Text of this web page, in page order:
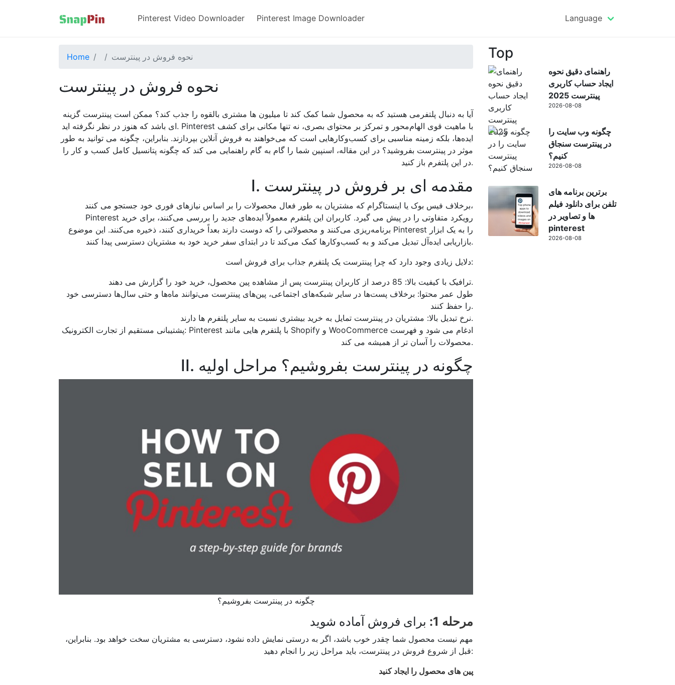
Pinterest Video Downloader Pinterest Image Downloader Language
Home نحوه فروش در پینترست
نحوه فروش در پینترست
آیا به دنبال پلتفرمی هستید که به محصول شما کمک کند تا میلیون ها مشتری بالقوه را جذب کند؟ ممکن است پینترست گزینه
ای باشد که هنوز در نظر نگرفته اید. Pinterest با ماهیت قوی الهام‌محور و تمرکز بر محتوای بصری، نه تنها مکانی برای کشف
ایده‌ها، بلکه زمینه مناسبی برای کسب‌وکارهایی است که می‌خواهند به فروش آنلاین بپردازند. بنابراین، چگونه می توانید به طور
موثر در پینترست بفروشید؟ در این مقاله، اسنپین شما را گام به گام راهنمایی می کند که چگونه پتانسیل کامل کسب و کار را
در این پلتفرم باز کنید.
I. مقدمه ای بر فروش در پینترست
برخلاف فیس بوک یا اینستاگرام که مشتریان به طور فعال محصولات را بر اساس نیازهای فوری خود جستجو می کنند،
Pinterest رویکرد متفاوتی را در پیش می گیرد. کاربران این پلتفرم معمولاً ایده‌های جدید را بررسی می‌کنند، برای خرید
برنامه‌ریزی می‌کنند و محصولاتی را که دوست دارند بعداً خریداری کنند، ذخیره می‌کنند. این موضوع Pinterest را به یک ابزار
بازاریابی ایده‌آل تبدیل می‌کند و به کسب‌وکارها کمک می‌کند تا در ابتدای سفر خرید خود به مشتریان دسترسی پیدا کنند.
دلایل زیادی وجود دارد که چرا پینترست یک پلتفرم جذاب برای فروش است:
ترافیک با کیفیت بالا: 85 درصد از کاربران پینترست پس از مشاهده پین ​​محصول، خرید خود را گزارش می دهند.
طول عمر محتوا: برخلاف پست‌ها در سایر شبکه‌های اجتماعی، پین‌های پینترست می‌توانند ماه‌ها و حتی سال‌ها دسترسی خود
را حفظ کنند.
نرخ تبدیل بالا: مشتریان در پینترست تمایل به خرید بیشتری نسبت به سایر پلتفرم ها دارند.
پشتیبانی مستقیم از تجارت الکترونیک: Pinterest با پلتفرم هایی مانند Shopify و WooCommerce ادغام می شود و فهرست
محصولات را آسان تر از همیشه می کند.
II. چگونه در پینترست بفروشیم؟ مراحل اولیه
چگونه در پینترست بفروشیم؟
مرحله 1: برای فروش آماده شوید
مهم نیست محصول شما چقدر خوب باشد، اگر به درستی نمایش داده نشود، دسترسی به مشتریان سخت خواهد بود. بنابراین،
قبل از شروع فروش در پینترست، باید مراحل زیر را انجام دهید:
پین های محصول را ایجاد کنید
Top
راهنمای دقیق نحوه
ایجاد حساب کاربری
پینترست 2025
2026-08-08
چگونه وب سایت را
در پینترست سنجاق
کنیم؟
2026-08-08
برترین برنامه های
تلفن برای دانلود فیلم
ها و تصاویر در
pinterest
2026-08-08